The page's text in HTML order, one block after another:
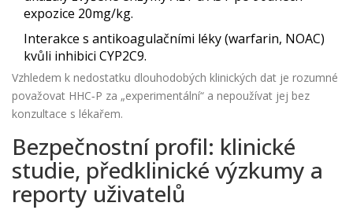
expozice 20mg/kg.
Interakce s antikoagulačními léky (warfarin, NOAC)
kvůli inhibici CYP2C9.
Vzhledem k nedostatku dlouhodobých klinických dat je rozumné
považovat HHC‑P za „experimentální“ a nepoužívat jej bez
konzultace s lékařem.
Bezpečnostní profil: klinické
studie, předklinické výzkumy a
reporty uživatelů